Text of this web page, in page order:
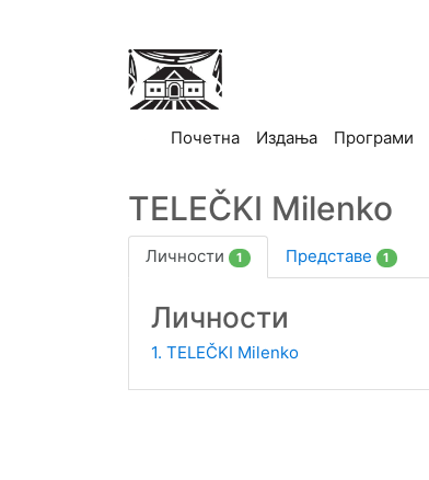
Почетна(current)
Издања Програми
TELEČKI Milenko
Личности 1 Представе 1
Личности
1. TELEČKI Milenko